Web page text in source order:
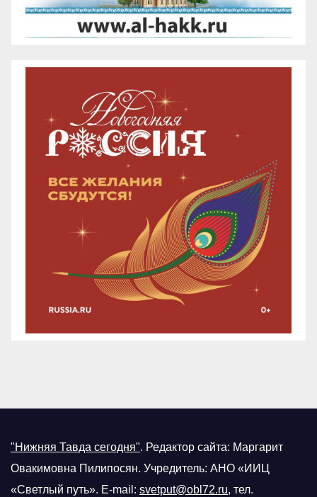
"Нижняя Тавда сегодня". Редактор сайта: Маргарит
Овакимовна Пилипосян. Учредитель: АНО «ИИЦ
«Светлый путь». E-mail: svetput@obl72.ru, тел.